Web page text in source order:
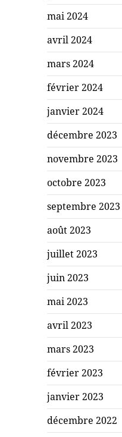
mai 2024
avril 2024
mars 2024
février 2024
janvier 2024
décembre 2023
novembre 2023
octobre 2023
septembre 2023
août 2023
juillet 2023
juin 2023
mai 2023
avril 2023
mars 2023
février 2023
janvier 2023
décembre 2022